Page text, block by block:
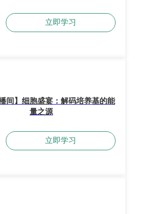
立即学习
间】细胞盛宴：解码培养基的能
量之源
立即学习